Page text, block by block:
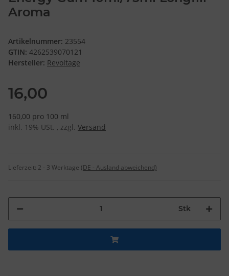
Aroma
Artikelnummer: 23554
GTIN: 4262539070121
Hersteller: Revoltage
16,00
160,00 pro 100 ml
inkl. 19% USt. , zzgl. Versand
Lieferzeit: 2 - 3 Werktage (DE - Ausland abweichend)
Stk